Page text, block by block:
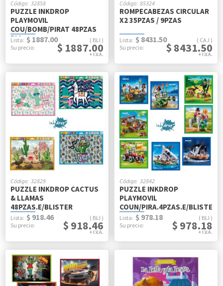
32858
PUZZLE INKDROP
PLAYMOVIL
COU/BOMB/PIRAT 48PZAS
BLI
BLI
$ 1887.00
$ 1887.00
85324
ROMPECABEZAS CIRCULAR
X2 35PZAS / 9PZAS
CAJ
$ 8431.50
$ 8431.50
32829
PUZZLE INKDROP CACTUS
& LLAMAS
48PZAS.E/BLISTER
BLI
$ 918.46
$ 918.46
32842
PUZZLE INKDROP
PLAYMOVIL
COUN/PIRA.4PZAS.E/BLISTER
BLI
$ 978.18
$ 978.18